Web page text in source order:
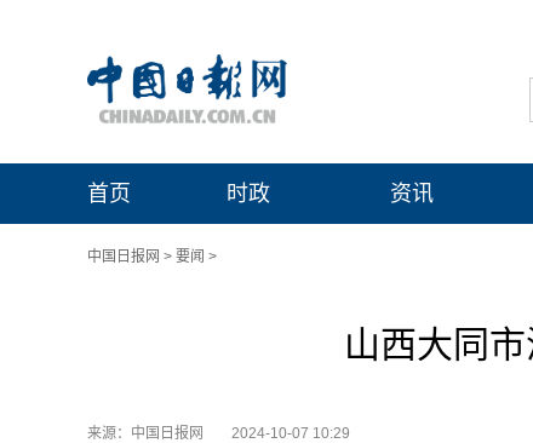
首页 时政 资讯
中国日报网 > 要闻 >
山西大同
来源：中国日报网 2024-10-07 10:29